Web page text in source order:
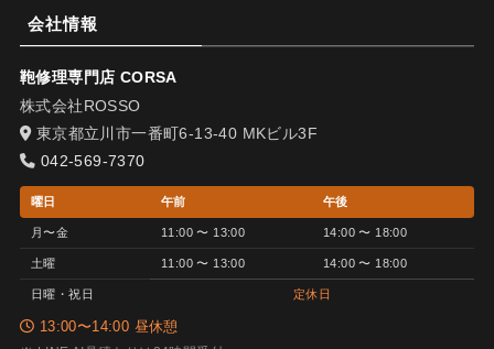
会社情報
鞄修理専門店 CORSA
株式会社ROSSO
東京都立川市一番町6-13-40 MKビル3F
042-569-7370
曜日 午前 午後
月〜金 11:00 〜 13:00 14:00 〜 18:00
土曜 11:00 〜 13:00 14:00 〜 18:00
日曜・祝日 定休日
13:00〜14:00 昼休憩